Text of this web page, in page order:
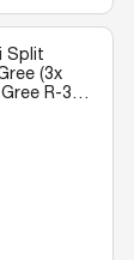
Split
(3x
R-32